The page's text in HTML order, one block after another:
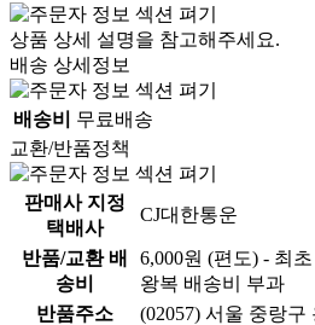
상품 상세 설명을 참고해주세요.
배송 상세정보
배송비
무료배송
교환/반품정책
판매사 지정
택배사
CJ대한통운
반품/교환 배
송비
6,000원 (편도) - 최
왕복 배송비 부과
반품주소
(02057) 서울 중랑구